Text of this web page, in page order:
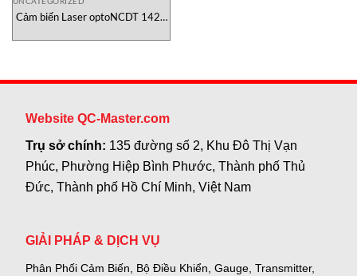
Cảm biến Laser optoNCDT 1420
Website QC-Master.com
Trụ sở chính: 135 đường số 2, Khu Đô Thị Vạn
Phúc, Phường Hiệp Bình Phước, Thành phố Thủ
Đức, Thành phố Hồ Chí Minh, Việt Nam
GIẢI PHÁP & DỊCH VỤ
Phân Phối Cảm Biến, Bộ Điều Khiển, Gauge, Transmitter,